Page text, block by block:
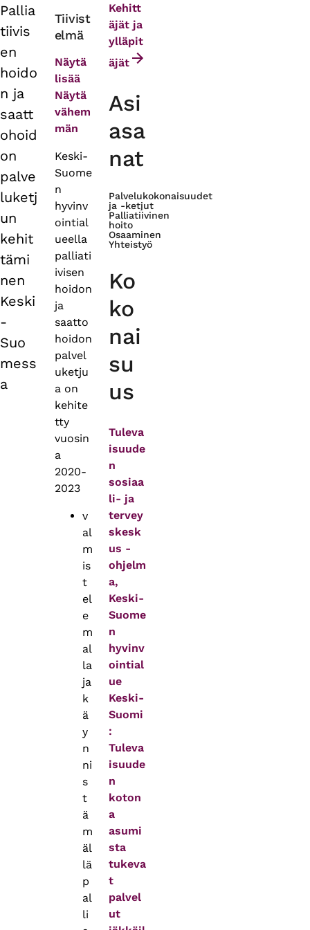
Primary
tabs
Pallia
tiivis
en
hoido
n ja
saatt
ohoid
on
palve
luketj
un
kehit
tämi
nen
Keski
-
Suo
mess
a
Tiivist
elmä
Näytä
lisää
Näytä
vähem
män
Keski-
Suome
n
hyvinv
ointial
ueella
palliati
ivisen
hoidon
ja
saatto
hoidon
palvel
uketju
a on
kehite
tty
vuosin
a
2020-
2023
v
al
m
is
t
el
e
m
al
la
ja
k
ä
y
n
ni
s
t
ä
m
äl
lä
p
al
li
Kehitt
äjät ja
ylläpit
äjät
Asi
asa
nat
Palvelukokonaisuudet
ja -ketjut
Palliatiivinen
hoito
Osaaminen
Yhteistyö
Ko
ko
nai
su
us
Tuleva
isuude
n
sosiaa
li- ja
tervey
skesk
us -
ohjelm
a,
Keski-
Suome
n
hyvinv
ointial
ue
Keski-
Suomi
:
Tuleva
isuude
n
koton
a
asumi
sta
tukeva
t
palvel
ut